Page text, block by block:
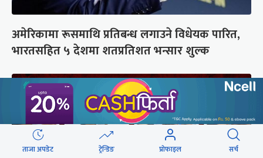
अमेरिकामा रूसमाथि प्रतिबन्ध लगाउने विधेयक पारित,
भारतसहित ५ देशमा शतप्रतिशत भन्सार शुल्क
ताजा अपडेट ट्रेन्डिङ प्रोफाइल सर्च